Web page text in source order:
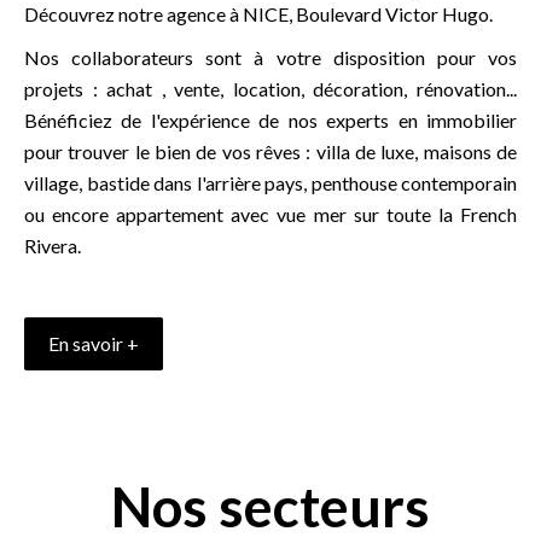
Découvrez notre agence à NICE, Boulevard Victor Hugo.
Nos collaborateurs sont à votre disposition pour vos
projets : achat , vente, location, décoration, rénovation...
Bénéficiez de l'expérience de nos experts en immobilier
pour trouver le bien de vos rêves : villa de luxe, maisons de
village, bastide dans l'arrière pays, penthouse contemporain
ou encore appartement avec vue mer sur toute la French
Rivera.
En savoir +
Nos secteurs